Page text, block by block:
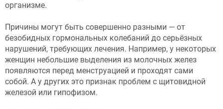
организме.
Причины могут быть совершенно разными — от
безобидных гормональных колебаний до серьёзных
нарушений, требующих лечения. Например, у некоторых
женщин небольшие выделения из молочных желез
появляются перед менструацией и проходят сами
собой. А у других это признак проблем с щитовидной
железой или гипофизом.